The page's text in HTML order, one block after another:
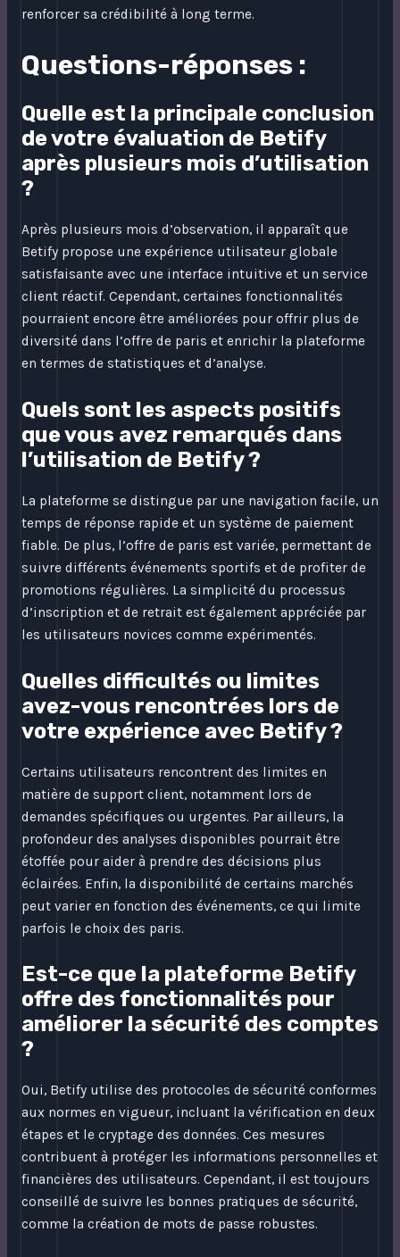
renforcer sa crédibilité à long terme.
Questions-réponses :
Quelle est la principale conclusion
de votre évaluation de Betify
après plusieurs mois d’utilisation
?
Après plusieurs mois d’observation, il apparaît que
Betify propose une expérience utilisateur globale
satisfaisante avec une interface intuitive et un service
client réactif. Cependant, certaines fonctionnalités
pourraient encore être améliorées pour offrir plus de
diversité dans l’offre de paris et enrichir la plateforme
en termes de statistiques et d’analyse.
Quels sont les aspects positifs
que vous avez remarqués dans
l’utilisation de Betify ?
La plateforme se distingue par une navigation facile, un
temps de réponse rapide et un système de paiement
fiable. De plus, l’offre de paris est variée, permettant de
suivre différents événements sportifs et de profiter de
promotions régulières. La simplicité du processus
d’inscription et de retrait est également appréciée par
les utilisateurs novices comme expérimentés.
Quelles difficultés ou limites
avez-vous rencontrées lors de
votre expérience avec Betify ?
Certains utilisateurs rencontrent des limites en
matière de support client, notamment lors de
demandes spécifiques ou urgentes. Par ailleurs, la
profondeur des analyses disponibles pourrait être
étoffée pour aider à prendre des décisions plus
éclairées. Enfin, la disponibilité de certains marchés
peut varier en fonction des événements, ce qui limite
parfois le choix des paris.
Est-ce que la plateforme Betify
offre des fonctionnalités pour
améliorer la sécurité des comptes
?
Oui, Betify utilise des protocoles de sécurité conformes
aux normes en vigueur, incluant la vérification en deux
étapes et le cryptage des données. Ces mesures
contribuent à protéger les informations personnelles et
financières des utilisateurs. Cependant, il est toujours
conseillé de suivre les bonnes pratiques de sécurité,
comme la création de mots de passe robustes.